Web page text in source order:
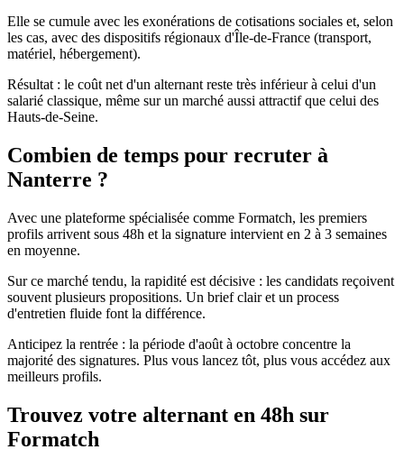
Elle se cumule avec les exonérations de cotisations sociales et, selon
les cas, avec des dispositifs régionaux d'Île-de-France (transport,
matériel, hébergement).
Résultat : le coût net d'un alternant reste très inférieur à celui d'un
salarié classique, même sur un marché aussi attractif que celui des
Hauts-de-Seine.
Combien de temps pour recruter à
Nanterre ?
Avec une plateforme spécialisée comme Formatch, les premiers
profils arrivent sous 48h et la signature intervient en 2 à 3 semaines
en moyenne.
Sur ce marché tendu, la rapidité est décisive : les candidats reçoivent
souvent plusieurs propositions. Un brief clair et un process
d'entretien fluide font la différence.
Anticipez la rentrée : la période d'août à octobre concentre la
majorité des signatures. Plus vous lancez tôt, plus vous accédez aux
meilleurs profils.
Trouvez votre alternant en 48h sur
Formatch